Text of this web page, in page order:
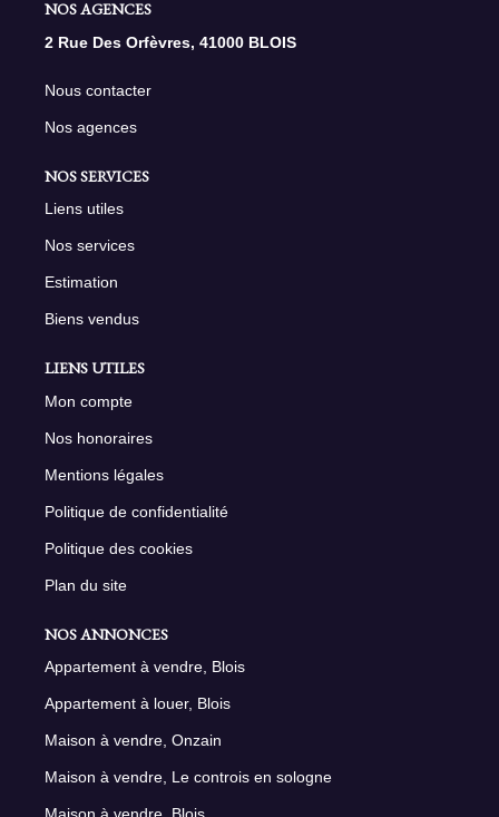
NOS AGENCES
2 Rue Des Orfèvres, 41000 BLOIS
Nous contacter
Nos agences
NOS SERVICES
Liens utiles
Nos services
Estimation
Biens vendus
LIENS UTILES
Mon compte
Nos honoraires
Mentions légales
Politique de confidentialité
Politique des cookies
Plan du site
NOS ANNONCES
Appartement à vendre, Blois
Appartement à louer, Blois
Maison à vendre, Onzain
Maison à vendre, Le controis en sologne